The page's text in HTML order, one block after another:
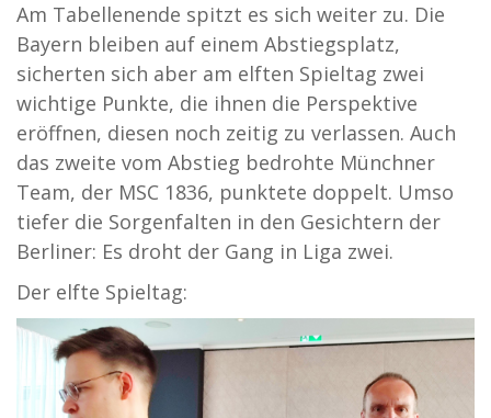
Am Tabellenende spitzt es sich weiter zu. Die
Bayern bleiben auf einem Abstiegsplatz,
sicherten sich aber am elften Spieltag zwei
wichtige Punkte, die ihnen die Perspektive
eröffnen, diesen noch zeitig zu verlassen. Auch
das zweite vom Abstieg bedrohte Münchner
Team, der MSC 1836, punktete doppelt. Umso
tiefer die Sorgenfalten in den Gesichtern der
Berliner: Es droht der Gang in Liga zwei.
Der elfte Spieltag: